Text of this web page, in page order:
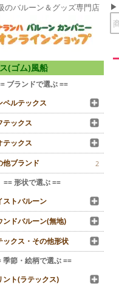
のバルーン＆グッズ専門店
(ゴム)風船
ブランドで選ぶ ==
ペルテックス
テックス
テックス
他ブランド
2
== 形状で選ぶ ==
ストバルーン
ンドバルーン(無地)
ックス・その他形状
季節・絵柄で選ぶ ==
ント(ラテックス)